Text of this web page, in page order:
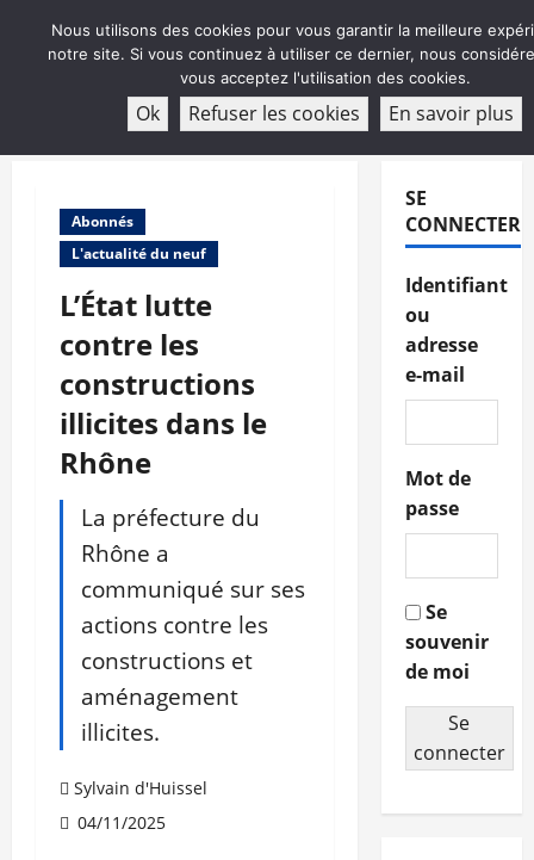
ABONNEMENT
Abonnés
L'actualité du neuf
L’État lutte
contre les
constructions
illicites dans le
Rhône
La préfecture du
Rhône a
communiqué sur ses
actions contre les
constructions et
aménagement
illicites.
Sylvain d'Huissel
04/11/2025
SE
CONNECTER
Identifiant
ou
adresse
e-mail
Mot de
passe
Se
souvenir
de moi
Se
connecter
Nous utilisons des cookies pour vous garantir la meilleure
notre site. Si vous continuez à utiliser ce dernier, nous
vous acceptez l'utilisation des cookies.
Ok Refuser les cookies En savoir plus